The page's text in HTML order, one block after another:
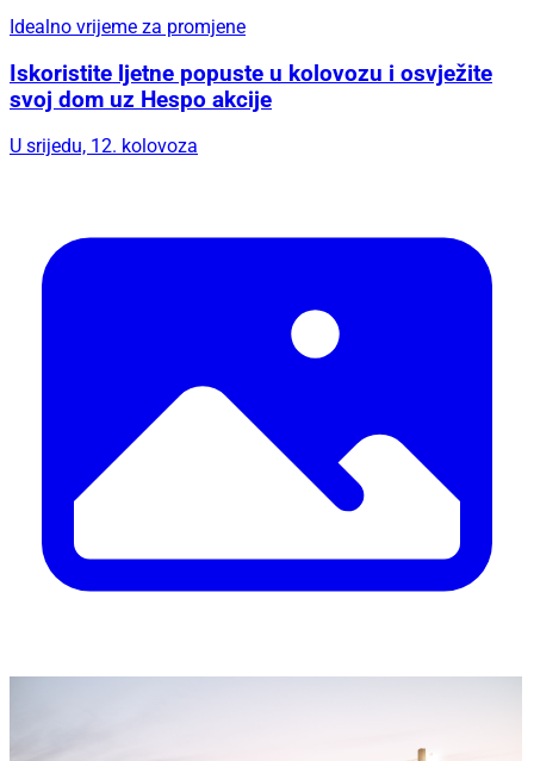
Idealno vrijeme za promjene
Iskoristite ljetne popuste u kolovozu i osvježite
svoj dom uz Hespo akcije
U srijedu, 12. kolovoza